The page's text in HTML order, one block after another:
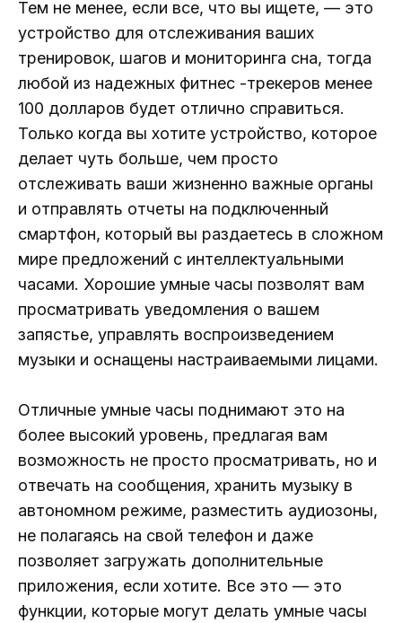
Тем не менее, если все, что вы ищете, — это
устройство для отслеживания ваших
тренировок, шагов и мониторинга сна, тогда
любой из надежных фитнес -трекеров менее
100 долларов будет отлично справиться.
Только когда вы хотите устройство, которое
делает чуть больше, чем просто
отслеживать ваши жизненно важные органы
и отправлять отчеты на подключенный
смартфон, который вы раздаетесь в сложном
мире предложений с интеллектуальными
часами. Хорошие умные часы позволят вам
просматривать уведомления о вашем
запястье, управлять воспроизведением
музыки и оснащены настраиваемыми лицами.
Отличные умные часы поднимают это на
более высокий уровень, предлагая вам
возможность не просто просматривать, но и
отвечать на сообщения, хранить музыку в
автономном режиме, разместить аудиозоны,
не полагаясь на свой телефон и даже
позволяет загружать дополнительные
приложения, если хотите. Все это — это
функции, которые могут делать умные часы